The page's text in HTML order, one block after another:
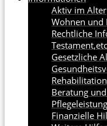
Aktiv im Alter
Wohnen und
Rechtliche
Gesetzliche
Rehabilitation
Beratung
Finanzielle